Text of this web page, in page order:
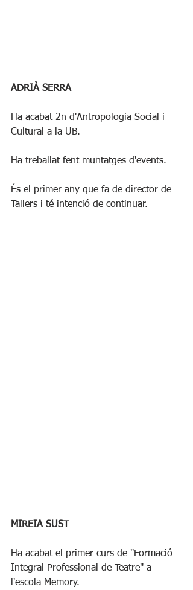
ADRIÀ SERRA
Ha acabat 2n d'Antropologia Social i
Cultural a la UB.
Ha treballat fent muntatges d'events.
És el primer any que fa de director de
Tallers i té intenció de continuar.
MIREIA SUST
Ha acabat el primer curs de "Formació
Integral Professional de Teatre" a
l'escola Memory.